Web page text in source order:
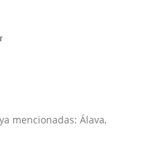
mencionadas: Álava,